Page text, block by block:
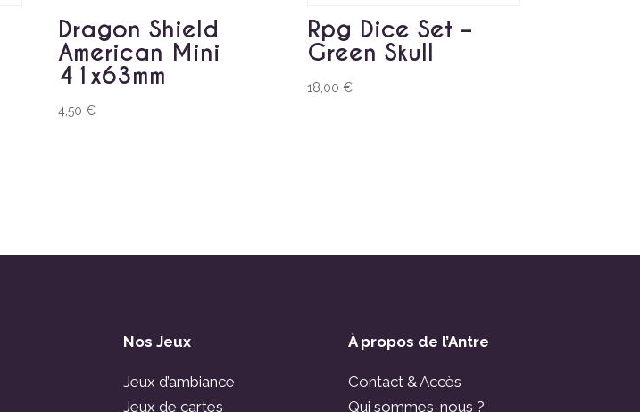
Dragon Shield
American Mini
41x63mm
4,50€
Rpg Dice Set –
Green Skull
18,00€
Nos Jeux
Jeux d’ambiance
Jeux de cartes
À propos de l’Antre
Contact & Accès
Qui sommes-nous ?